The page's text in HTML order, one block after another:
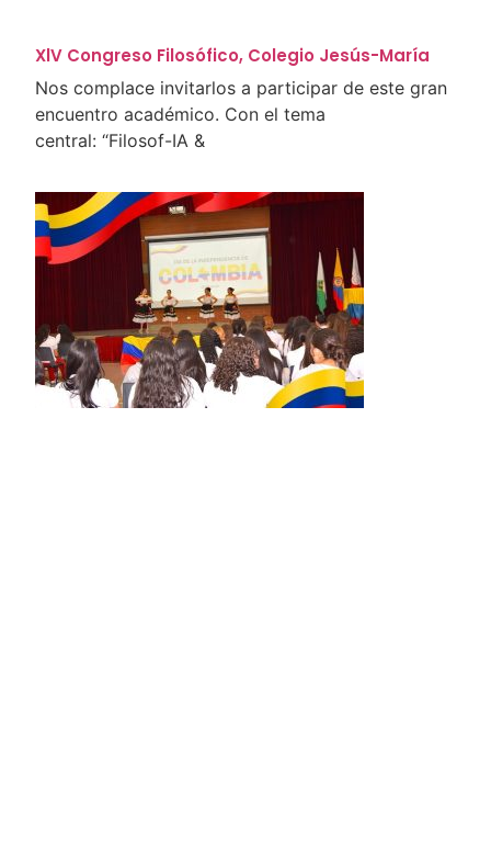
XlV Congreso Filosófico, Colegio Jesús-María
Nos complace invitarlos a participar de este gran
encuentro académico. Con el tema
central: “Filosof-IA &